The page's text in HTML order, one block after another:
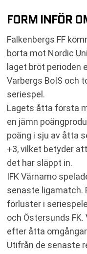
FORM INFÖR
Falkenbergs FF
borta mot Nordic
laget bröt perioden
Varbergs BoIS och
seriespel.
Lagets åtta första
en jämn
poäng i sju av åtta
+3, vilket betyder
det har släppt in.
IFK Värnamo
senaste ligamatch.
förluster i
och Östersunds
efter åtta
Utifrån de senaste